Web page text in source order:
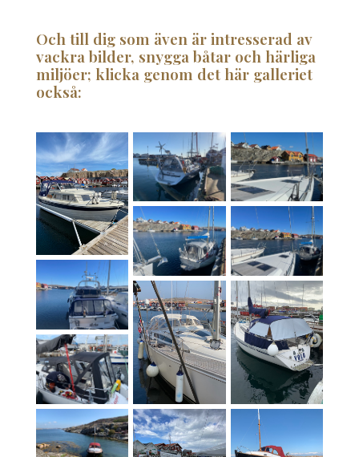
Och till dig som även är intresserad av
vackra bilder, snygga båtar och härliga
miljöer; klicka genom det här galleriet
också: